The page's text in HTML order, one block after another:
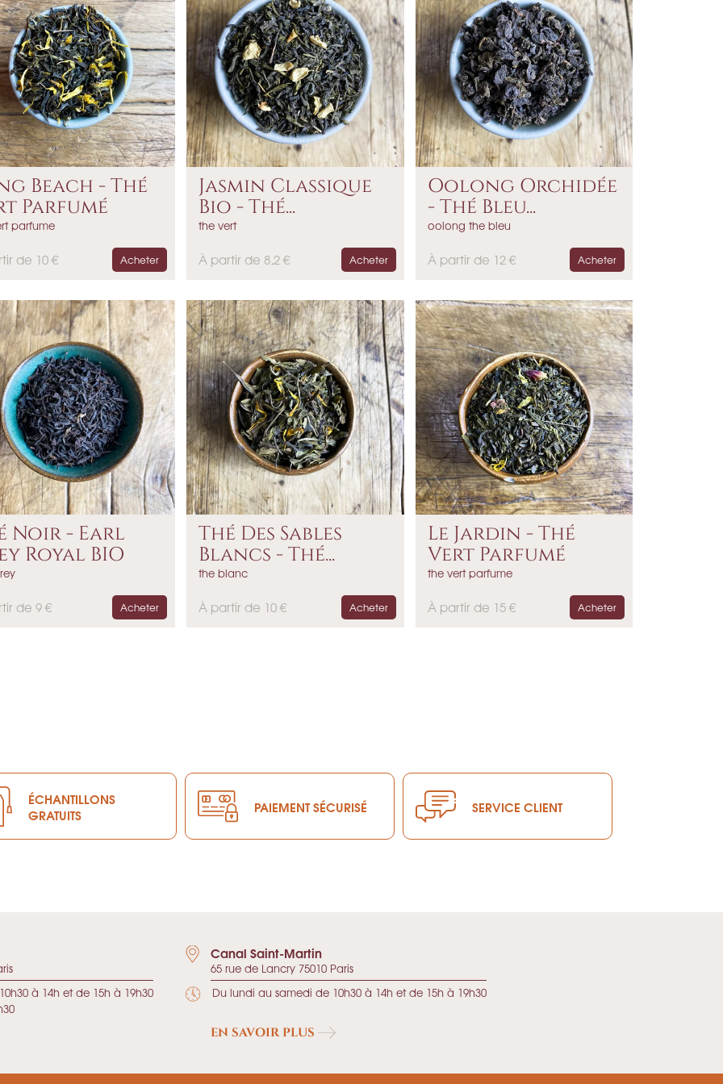
Beach - Thé
Parfumé
parfume
de 10 € Acheter
Jasmin Classique
Bio - Thé...
the vert
P
x
À partir de 8,2 € Acheter
Oolong Orchidée
- Thé Bleu...
oolong the bleu
P
x
À partir de 12 € Acheter
Noir - Earl
Royal BIO
de 9 € Acheter
Thé Des Sables
Blancs - Thé...
the blanc
P
À partir de 10 € Acheter
Le Jardin - Thé
Vert Parfumé
the vert parfume
P
À partir de 15 € Acheter
ÉCHANTILLONS
GRATUITS
PAIEMENT SÉCURISÉ SERVICE CLIENT
à 14h et de 15h à 19h30
Canal Saint-Martin
65 rue de Lancry 75010 Paris
Du lundi au samedi de 10h30 à 14h et de 15h à 19h30
EN SAVOIR PLUS